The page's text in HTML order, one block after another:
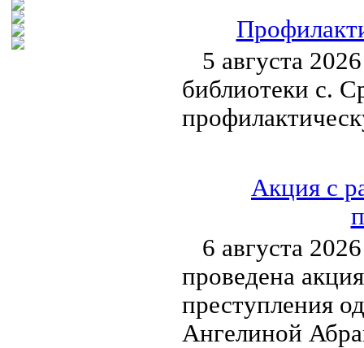
5 августа
библиотеки с.
Акция с
6 августа
проведена
преступления
Ангелиной